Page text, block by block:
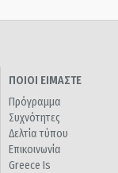
ΠΟΙΟΙ ΕΙΜΑΣΤΕ
Πρόγραμμα
Συχνότητες
Δελτία τύπου
Επικοινωνία
Greece Is